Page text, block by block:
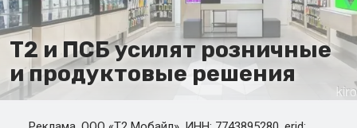
Т2 и ПСБ усилят розничные
и продуктовые решения